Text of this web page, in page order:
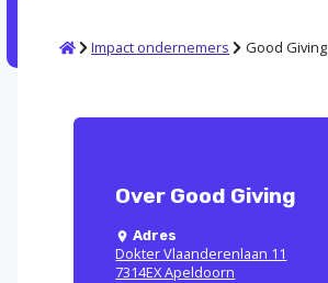
HomeImpact ondernemers Good Giving
Over Good Giving
Adres
Dokter Vlaanderenlaan 11
7314EX Apeldoorn